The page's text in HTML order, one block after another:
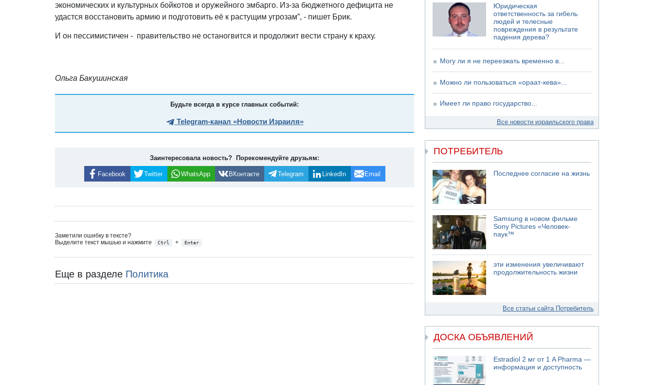
экономических и культурных бойкотов и оружейного эмбарго. Из-за бюджетного дефицита не
удастся восстановить армию и подготовить её к растущим угрозам”, - пишет Брик.
И он пессимистичен - правительство не останогвится и продолжит вести страну к краху.
Ольга Бакушинская
Будьте всегда в курсе главных событий:
Telegram-канал «Новости Израиля»
Заинтересовала новость? Порекомендуйте друзьям:
Facebook Twitter WhatsApp ВКонтакте Telegram LinkedIn Email
Заметили ошибку в тексте?
Выделите текст мышью и нажмите
Ctrl + Enter
Еще в разделе Политика
Юридическая
ответственность за гибель
людей и телесные
повреждения в результате
падения дерева?
Могу ли я не переезжать временно в...
Можно ли пользоваться «ораат-кева»...
Имеет ли право государство...
Все новости израильского права
ПОТРЕБИТЕЛЬ
Последнее согласие на жизнь
Samsung в новом фильме
Sony Pictures «Человек-
паук™
эти изменения увеличивают
продолжительность жизни
Все статьи сайта Потребитель
ДОСКА ОБЪЯВЛЕНИЙ
Estradiol 2 мг от 1 A Pharma —
информация и доступность